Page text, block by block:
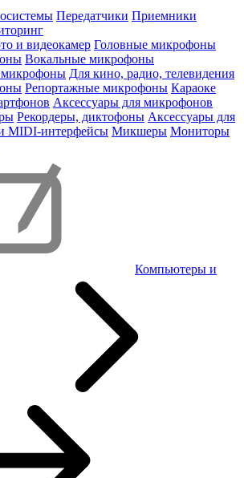
Передатчики Приемники
и видеокамер Головные микрофоны
Вокальные микрофоны
микрофоны Для кино, радио, телевидения
Репортажные микрофоны Караоке
Аксессуары для микрофонов
Рекордеры, диктофоны Аксессуары для
MIDI-интерфейсы Микшеры Мониторы
Компьютеры и